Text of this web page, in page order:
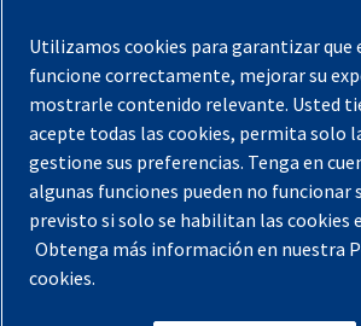
Registra tu compresor
Aviso legal
Garantías
Política de privacidad
Términos y Condiciones
Mapa del sitio
© 2026 Quincy Compressor. Todos los
Utilizamos cookies para garantizar que
funcione correctamente, mejorar su
mostrarle contenido relevante. Usted
acepte todas las cookies, permita solo
gestione sus preferencias. Tenga en
algunas funciones pueden no funcionar
previsto si solo se habilitan las cookies
Obtenga más información en nuestra
cookies.